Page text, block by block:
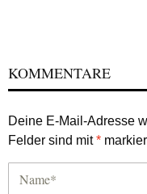
KOMMENTARE
Deine E-Mail-Adresse
Felder sind mit*